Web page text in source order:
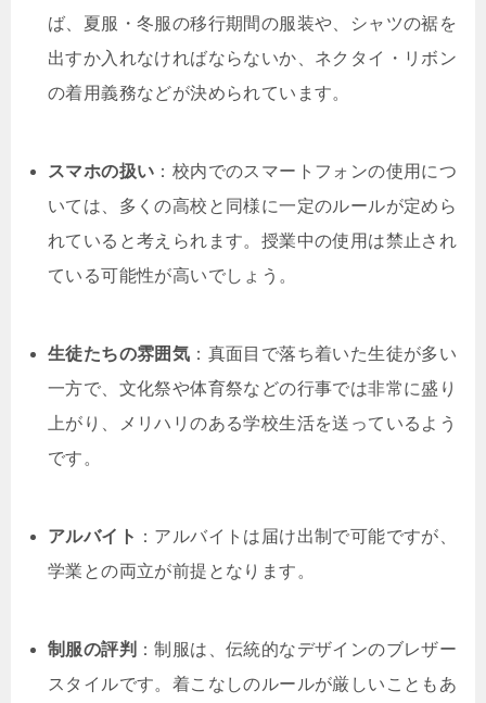
ば、夏服・冬服の移行期間の服装や、シャツの裾を
出すか入れなければならないか、ネクタイ・リボン
の着用義務などが決められています。
スマホの扱い ：校内でのスマートフォンの使用につ
いては、多くの高校と同様に一定のルールが定めら
れていると考えられます。授業中の使用は禁止され
ている可能性が高いでしょう。
生徒たちの雰囲気 ：真面目で落ち着いた生徒が多い
一方で、文化祭や体育祭などの行事では非常に盛り
上がり、メリハリのある学校生活を送っているよう
です。
アルバイト ：アルバイトは届け出制で可能ですが、
学業との両立が前提となります。
制服の評判 ：制服は、伝統的なデザインのブレザー
スタイルです。着こなしのルールが厳しいこともあ